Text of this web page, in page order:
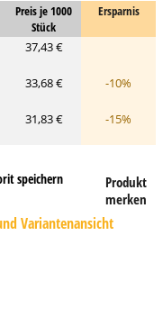
Preis je 1000
Stück
Ersparnis
37,43 €
33,68 € -10%
31,83 € -15%
speichern
Button
Produkt
merken
Variantenansicht